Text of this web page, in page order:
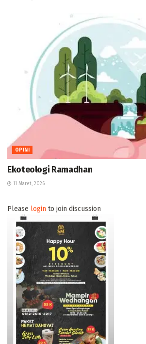
OPINI
Ekoteologi Ramadhan
11 Maret, 2026
Please login to join discussion